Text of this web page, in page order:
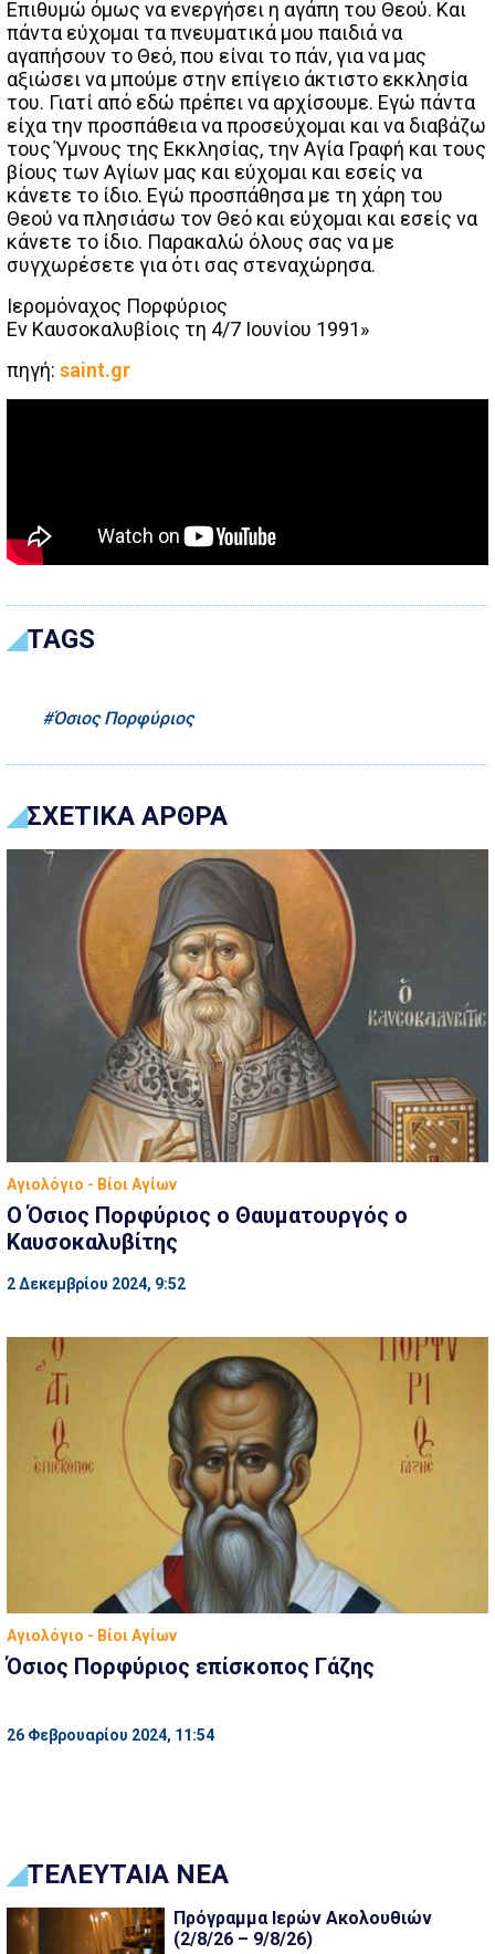
Επιθυμώ όμως να ενεργήσει η αγάπη του Θεού. Και
πάντα εύχομαι τα πνευματικά μου παιδιά να
αγαπήσουν το Θεό, που είναι το πάν, για να μας
αξιώσει να μπούμε στην επίγειο άκτιστο εκκλησία
του. Γιατί από εδώ πρέπει να αρχίσουμε. Εγώ πάντα
είχα την προσπάθεια να προσεύχομαι και να διαβάζω
τους Ύμνους της Εκκλησίας, την Αγία Γραφή και τους
βίους των Αγίων μας και εύχομαι και εσείς να
κάνετε το ίδιο. Εγώ προσπάθησα με τη χάρη του
Θεού να πλησιάσω τον Θεό και εύχομαι και εσείς να
κάνετε το ίδιο. Παρακαλώ όλους σας να με
συγχωρέσετε για ότι σας στεναχώρησα.
Ιερομόναχος Πορφύριος
Εν Καυσοκαλυβίοις τη 4/7 Ιουνίου 1991»
πηγή: saint.gr
TAGS
Όσιος Πορφύριος
ΣΧΕΤΙΚΑ ΑΡΘΡΑ
Αγιολόγιο - Βίοι Αγίων
Ο Όσιος Πορφύριος ο Θαυματουργός ο
Καυσοκαλυβίτης
2 Δεκεμβρίου 2024, 9:52
Αγιολόγιο - Βίοι Αγίων
Όσιος Πορφύριος επίσκοπος Γάζης
26 Φεβρουαρίου 2024, 11:54
ΤΕΛΕΥΤΑΙΑ ΝΕΑ
Πρόγραμμα Ιερών Ακολουθιών
(2/8/26 – 9/8/26)